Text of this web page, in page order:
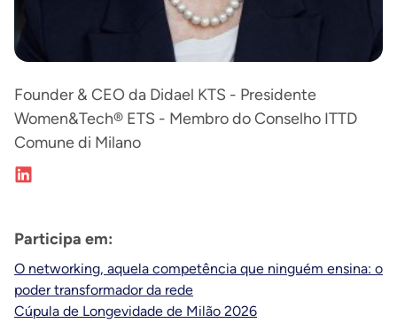
Founder & CEO da Didael KTS - Presidente
Women&Tech® ETS - Membro do Conselho ITTD
Comune di Milano
Participa em:
O networking, aquela competência que ninguém ensina: o
poder transformador da rede
Cúpula de Longevidade de Milão 2026